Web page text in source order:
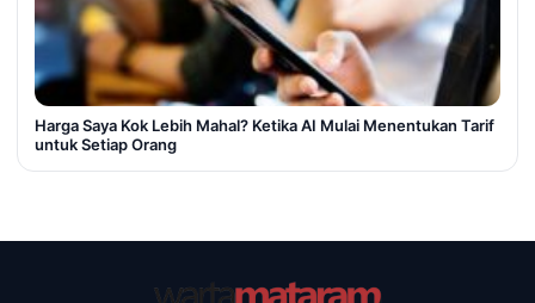
Harga Saya Kok Lebih Mahal? Ketika AI Mulai Menentukan Tarif
untuk Setiap Orang